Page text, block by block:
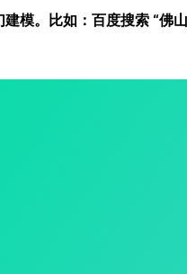
模。比如：百度搜索 “佛